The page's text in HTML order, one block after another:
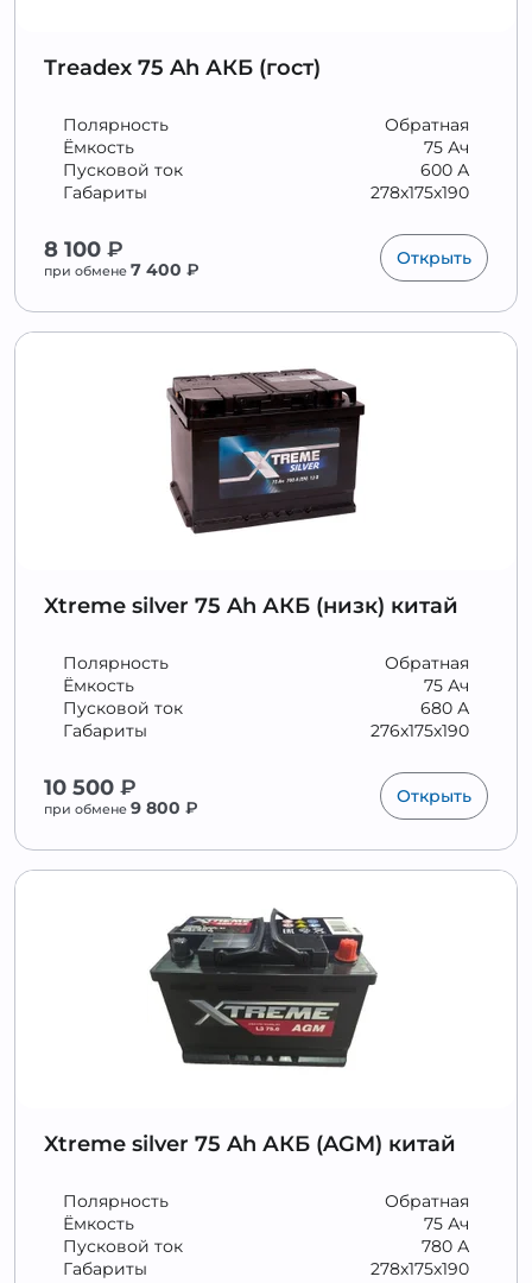
Treadex 75 Ah АКБ (гост)
Обратная
Полярность
75 Ач
Ёмкость
600 А
Пусковой ток
278x175x190
Габариты
8 100 ₽
при обмене 7 400 ₽
Открыть
Xtreme silver 75 Ah АКБ (низк) китай
Обратная
Полярность
75 Ач
Ёмкость
680 А
Пусковой ток
276x175x190
Габариты
10 500 ₽
при обмене 9 800 ₽
Открыть
Xtreme silver 75 Ah АКБ (AGM) китай
Обратная
Полярность
75 Ач
Ёмкость
780 А
Пусковой ток
278x175x190
Габариты